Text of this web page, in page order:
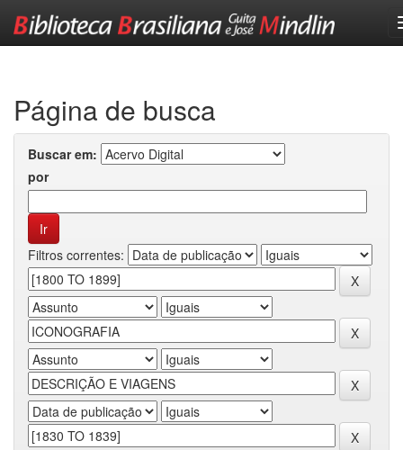
Página de busca
Buscar em:
por
Filtros correntes: